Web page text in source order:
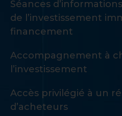
Séances
de l’investissement
financement
Accompagnement à
l’investissement
Accès privilégié à un
d’acheteurs